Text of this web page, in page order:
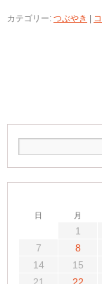
カテゴリー: つぶやき
日 月
1
7
8
14
15